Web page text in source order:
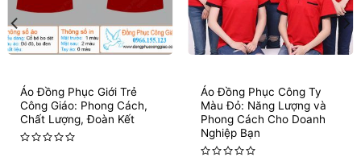
Áo Đồng Phục Giới Trẻ
Công Giáo: Phong Cách,
Chất Lượng, Đoàn Kết
Áo Đồng Phục Công Ty
Màu Đỏ: Năng Lượng và
Phong Cách Cho Doanh
Nghiệp Bạn